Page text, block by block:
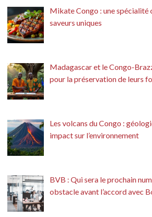
Mikate Congo : une spécialité
saveurs uniques
Madagascar et le Congo-
pour la préservation de leurs
Les volcans du Congo :
impact sur l’environnement
BVB : Qui sera le prochain
obstacle avant l’accord avec